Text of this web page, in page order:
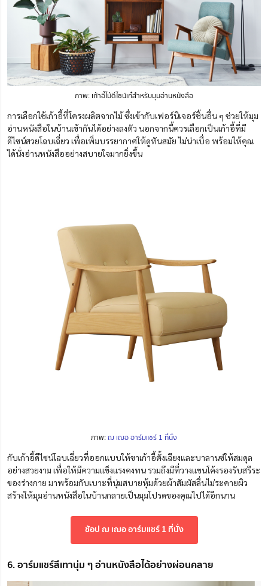
ภาพ: เก้าอี้ไม้ดีไซน์เก๋สำหรับมุมอ่านหนังสือ
การเลือกใช้เก้าอี้ที่โครงผลิตจากไม้ ซึ่งเข้ากับเฟอร์นิเจอร์ชิ้นอื่น ๆ ช่วยให้มุม
อ่านหนังสือในบ้านเข้ากันได้อย่างลงตัว นอกจากนี้ควรเลือกเป็นเก้าอี้ที่มี
ดีไซน์สวยโฉบเฉี่ยว เพื่อเพิ่มบรรยากาศให้ดูทันสมัย ไม่น่าเบื่อ พร้อมให้คุณ
ได้นั่งอ่านหนังสืออย่างสบายใจมากยิ่งขึ้น
ภาพ:ฌ เฌอ อาร์มแชร์ 1 ที่นั่ง
กับเก้าอี้ดีไซน์โฉบเฉี่ยวที่ออกแบบให้ขาเก้าอี้ตั้งเฉียงและบาลานซ์ให้สมดุล
อย่างสวยงาม เพื่อให้มีความแข็งแรงคงทน รวมถึงมีที่วางแขนโค้งรองรับสรีระ
ของร่างกาย มาพร้อมกับเบาะที่นุ่มสบายหุ้มด้วยผ้าสัมผัสลื่นไม่ระคายผิว
สร้างให้มุมอ่านหนังสือในบ้านกลายเป็นมุมโปรดของคุณไปได้อีกนาน
ช้อป ฌ เฌอ อาร์มแชร์ 1 ที่นั่ง
6. อาร์มแชร์สีเทานุ่ม ๆ อ่านหนังสือได้อย่างผ่อนคลาย